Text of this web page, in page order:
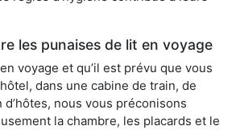
les punaises de lit en voyage
voyage et qu’il est prévu que vous
dans une cabine de train, de
d’hôtes, nous vous préconisons
la chambre, les placards et le